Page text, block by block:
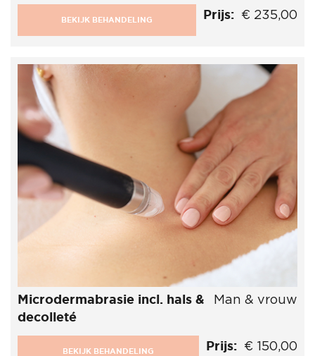
BEKIJK BEHANDELING Prijs: € 235,00
Microdermabrasie incl. hals &
decolleté
Man & vrouw
BEKIJK BEHANDELING Prijs: € 150,00